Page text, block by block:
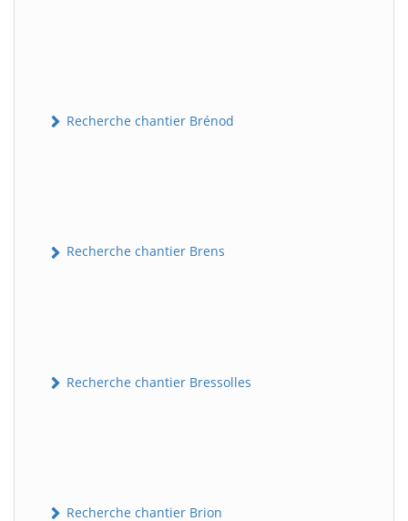
Recherche chantier Brénod
Recherche chantier Brens
Recherche chantier Bressolles
Recherche chantier Brion